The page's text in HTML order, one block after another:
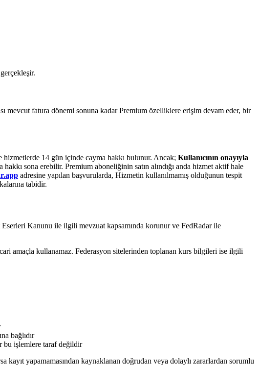
mevcut fatura dönemi sonuna kadar Premium özelliklere erişim devam eder, bir
14 gün içinde cayma hakkı bulunur. Ancak; Kullanıcının onayıyla
sona erebilir. Premium aboneliğinin satın alındığı anda hizmet aktif hale
adresine yapılan başvurularda, Hizmetin kullanılmamış olduğunun tespit
tabidir.
Kanunu ile ilgili mevzuat kapsamında korunur ve FedRadar ile
amaçla kullanamaz. Federasyon sitelerinden toplanan kurs bilgileri ise ilgili
bağlıdır
bu işlemlere taraf değildir
kayıt yapamamasından kaynaklanan doğrudan veya dolaylı zararlardan sorumlu